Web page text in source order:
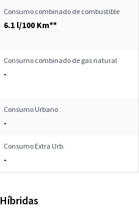
Consumo combinado de combustible
6.1 l/100 Km**
Consumo combinado de gas natural
-
Consumo Urbano
-
Consumo Extra Urb.
-